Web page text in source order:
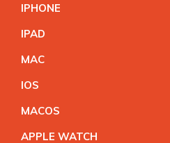
IPHONE
IPAD
MAC
IOS
MACOS
APPLE WATCH